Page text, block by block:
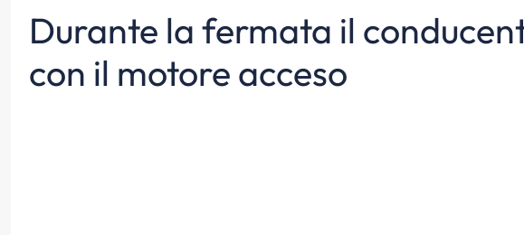
Durante la fermata il
con il motore acceso